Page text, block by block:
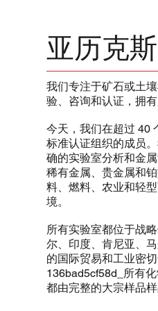
亚历克
我们专注于矿石或土
验、咨询和认证，拥有
今天，我们在超过 40
标准认证组织的成员
确的实验室分析和金
稀有金属、贵金属和
料、燃料、农业和轻
境。
所有实验室都位于战
尔、印度、肯尼亚、
的国际贸易和工业密
136bad5cf58d_所有
都由完整的大宗样品样